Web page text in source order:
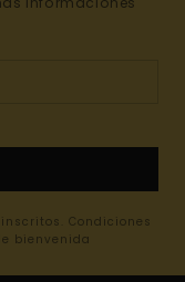
Condiciones
bienvenida